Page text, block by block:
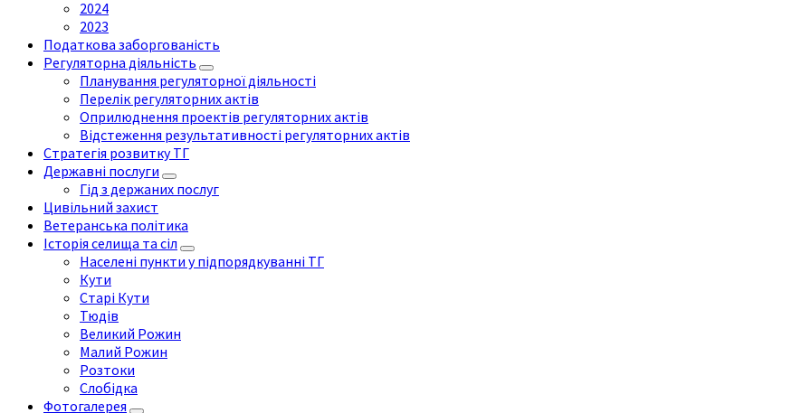
2024
2023
Податкова заборгованість
Регуляторна діяльність
Планування регуляторної діяльності
Перелік регуляторних актів
Оприлюднення проектів регуляторних актів
Відстеження результативності регуляторних актів
Стратегія розвитку ТГ
Державні послуги
Гід з держаних послуг
Цивільний захист
Ветеранська політика
Історія селища та сіл
Населені пункти у підпорядкуванні ТГ
Кути
Старі Кути
Тюдів
Великий Рожин
Малий Рожин
Розтоки
Слобідка
Фотогалерея